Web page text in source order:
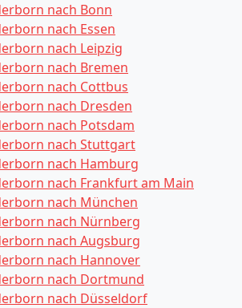
nach Bonn
nach Essen
nach Leipzig
nach Bremen
nach Cottbus
nach Dresden
nach Potsdam
nach Stuttgart
nach Hamburg
nach Frankfurt am Main
nach München
nach Nürnberg
nach Augsburg
nach Hannover
nach Dortmund
nach Düsseldorf